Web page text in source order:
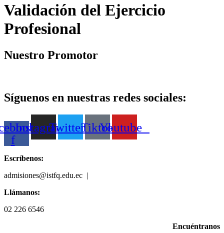
Validación del Ejercicio
Profesional
Nuestro Promotor
Síguenos en nuestras redes sociales:
f
InstagramTwitterTiktokYoutube
Escríbenos:
admisiones@istfq.edu.ec |
Llámanos:
02 226 6546
Encuéntranos